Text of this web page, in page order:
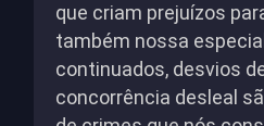
que criam prejuízos
também nossa
continuados, desvios
concorrência desleal